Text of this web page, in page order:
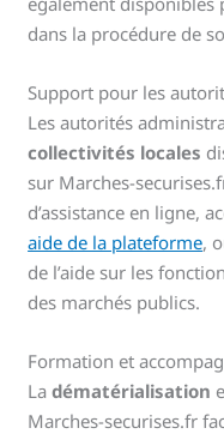
dans la procédure de
Support pour les
Les autorités
collectivités locales
sur Marches-
d’assistance en ligne,
aide de la plateforme,
de l’aide sur les
des marchés publics.
Formation et
Ladématérialisation
Marches-securises.fr